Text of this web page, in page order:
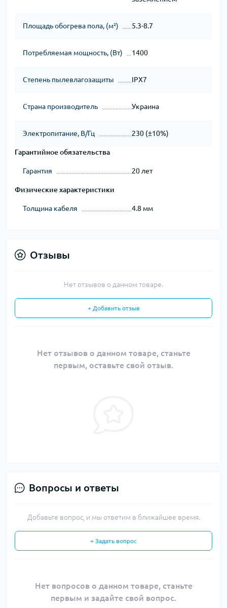
Площадь обогрева пола, (м²) 5.3-8.7
Потребляемая мощность, (Вт) 1400
Степень пылевлагозащиты IPX7
Страна производитель Украина
Электропитание, В/Гц 230 (±10%)
Гарантийное обязательства
Гарантия 20 лет
Физические характеристики
Толщина кабеля 4.8 мм
Отзывы
Нет отзывов о данном товаре.
+ Добавить отзыв
Нет отзывов о данном товаре, станьте
первым, оставьте свой отзыв.
Вопросы и ответы
Добавьте вопрос, и мы ответим в ближайшее время.
+ Задать вопрос
Нет вопросов о данном товаре, станьте
первым и задайте свой вопрос.